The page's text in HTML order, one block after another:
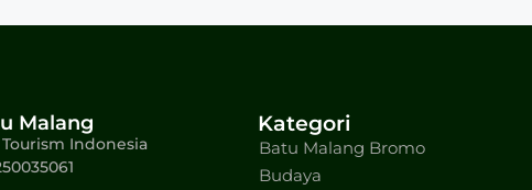
Malang
Tourism Indonesia
Kategori
Batu Malang Bromo
Budaya